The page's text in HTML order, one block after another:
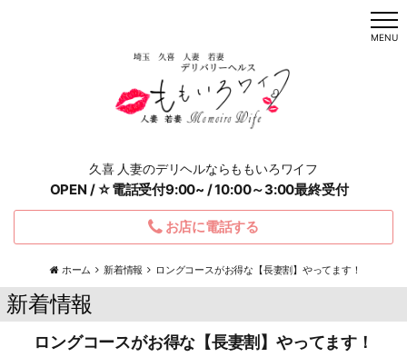
久喜 人妻のデリヘルならももいろワイフ
OPEN / ☆電話受付9:00~ / 10:00～3:00最終受付
お店に電話する
ホーム 新着情報 ロングコースがお得な【長妻割】やってます！
新着情報
ロングコースがお得な【長妻割】やってます！
t
o
g
n
MENU